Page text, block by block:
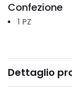
Confezione
1 PZ
Dettaglio